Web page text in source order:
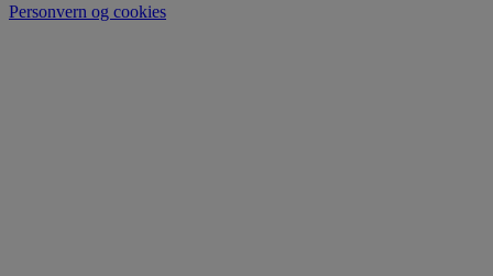
Personvern og cookies